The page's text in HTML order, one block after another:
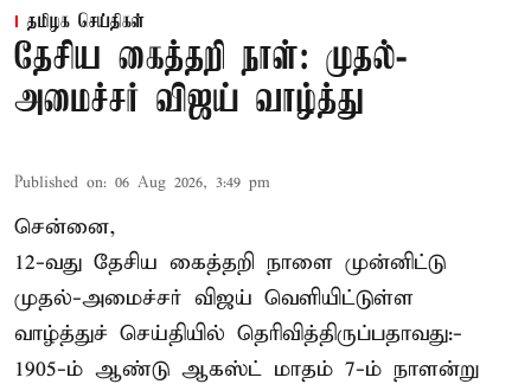
தமிழக செய்திகள்
தேசிய கைத்தறி நாள்: முதல்-
அமைச்சர் விஜய் வாழ்த்து
Published on: 06 Aug 2026, 3:49 pm
சென்னை,
12-வது தேசிய கைத்தறி நாளை முன்னிட்டு
முதல்-அமைச்சர் விஜய் வெளியிட்டுள்ள
வாழ்த்துச் செய்தியில் தெரிவித்திருப்பதாவது:-
1905-ம் ஆண்டு ஆகஸ்ட் மாதம் 7-ம் நாளன்று